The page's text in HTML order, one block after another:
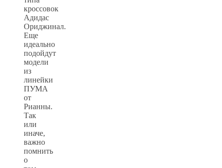
кроссовок
Адидас
Ориджинал.
Еще
идеально
подойдут
модели
из
линейки
ПУМА
от
Рианны.
Так
или
иначе,
важно
помнить
о